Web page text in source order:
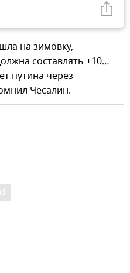
на зимовку,
составлять +10…
путина через
Чесалин.